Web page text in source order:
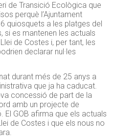
de Transició Ecològica que
perquè l’Ajuntament
quiosquets a les platges del
si es mantenen les actuals
de Costes i, per tant, les
declarar nul·les
durant més de 25 anys a
que ja ha caducat.
concessió de part de la
amb un projecte de
GOB afirma que els actuals
de Costes i que els nous no